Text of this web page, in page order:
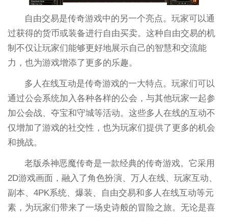
自由交易是传奇游戏中的另一个亮点。玩家可以通
过获得的货币或装备进行自由买卖。这种自由交易的机
制不仅让玩家们能够更好地展示自己的智慧和交流能
力，也为游戏增添了更多的乐趣。
多人在线互动是传奇游戏的一大特点。玩家们可以
通过公会系统加入各种各样的公会，与其他玩家一起参
加公会战、夺宝和守城等活动。这些多人在线的互动不
仅增加了游戏的社交性，也为玩家们提供了更多的机会
和挑战。
老版杀神恶魔传奇是一款经典的传奇游戏。它采用
2D游戏画面，融入了角色扮演、万人在线、玩家互动、
副本、4PK系统、爆装、自由交易和多人在线互动等元
素，为玩家们带来了一场史诗般的冒险之旅。无论是喜